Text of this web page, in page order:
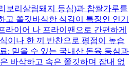
보리살림돼지 등심)과 찹쌀가루를
고 쫄깃바삭한 식감이 특징인 인기
라이어 나 프라이팬으로 간편하게
이나 한 끼 반찬으로 평점이 높습
: 믿을 수 있는 국내산 돈육 등심과
바삭하고 속은 쫄깃하며 잡내 없